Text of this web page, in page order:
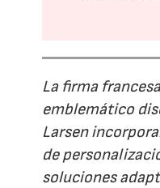
La firma
emblemático
Larsen
de
soluciones